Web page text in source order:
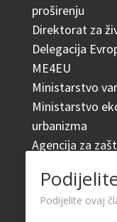
proširenju
Direktorat za
Delegacija
ME4EU
Ministarstvo
Ministarstvo
urbanizma
Agencija za
Relevantni
Domaće
Podijelite ovaj